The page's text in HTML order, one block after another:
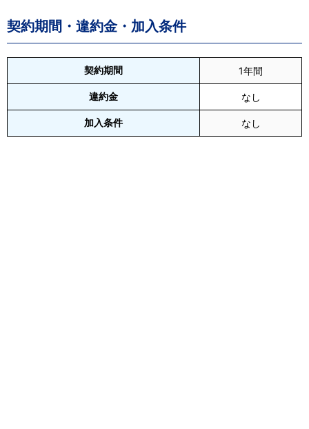
契約期間・違約金・加入条件
契約期間 1年間
違約金 なし
加入条件 なし